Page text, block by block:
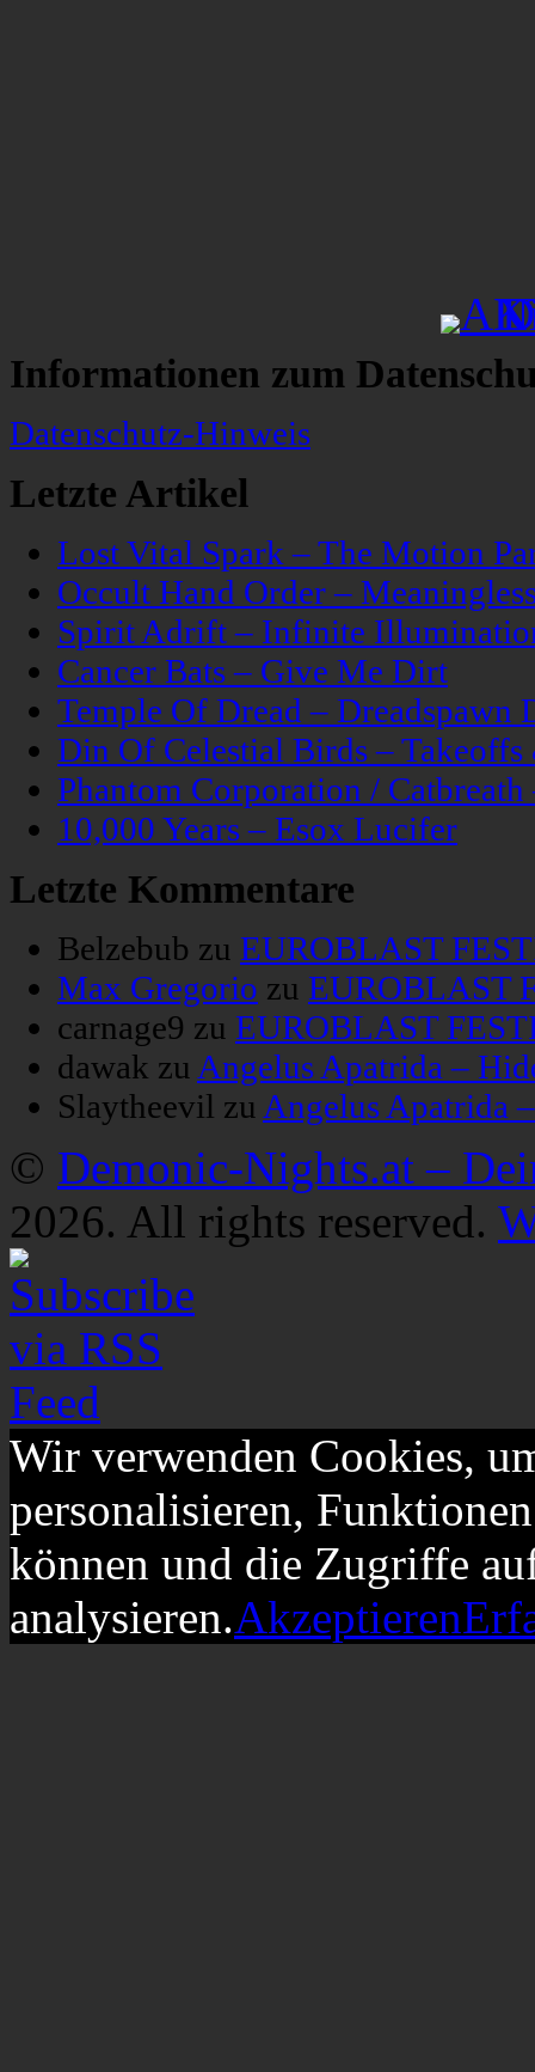
Informationen zum
Datenschutz-Hinweis
Letzte Artikel
Lost Vital Spark – The Motion
Occult Hand Order –
Spirit Adrift – Infinite
Cancer Bats – Give Me Dirt
Temple Of Dread – Dreadspawn
Din Of Celestial Birds –
Phantom Corporation /
10,000 Years – Esox Lucifer
Letzte Kommentare
Belzebub zu EUROBLAST
Max Gregorio zu EUROBLAST
carnage9 zu EUROBLAST
dawak zu Angelus Apatrida –
Slaytheevil zu Angelus Apatrida
© Demonic-Nights.at –
2026. All rights reserved.
Wir verwenden Cookies,
personalisieren,
können und die Zugriffe
analysieren.Akzeptieren